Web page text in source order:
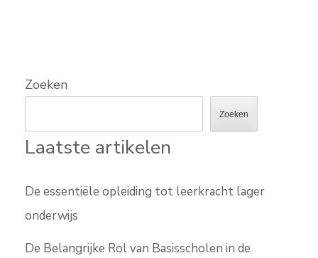
Zoeken
Zoeken
Laatste artikelen
De essentiële opleiding tot leerkracht lager
onderwijs
De Belangrijke Rol van Basisscholen in de